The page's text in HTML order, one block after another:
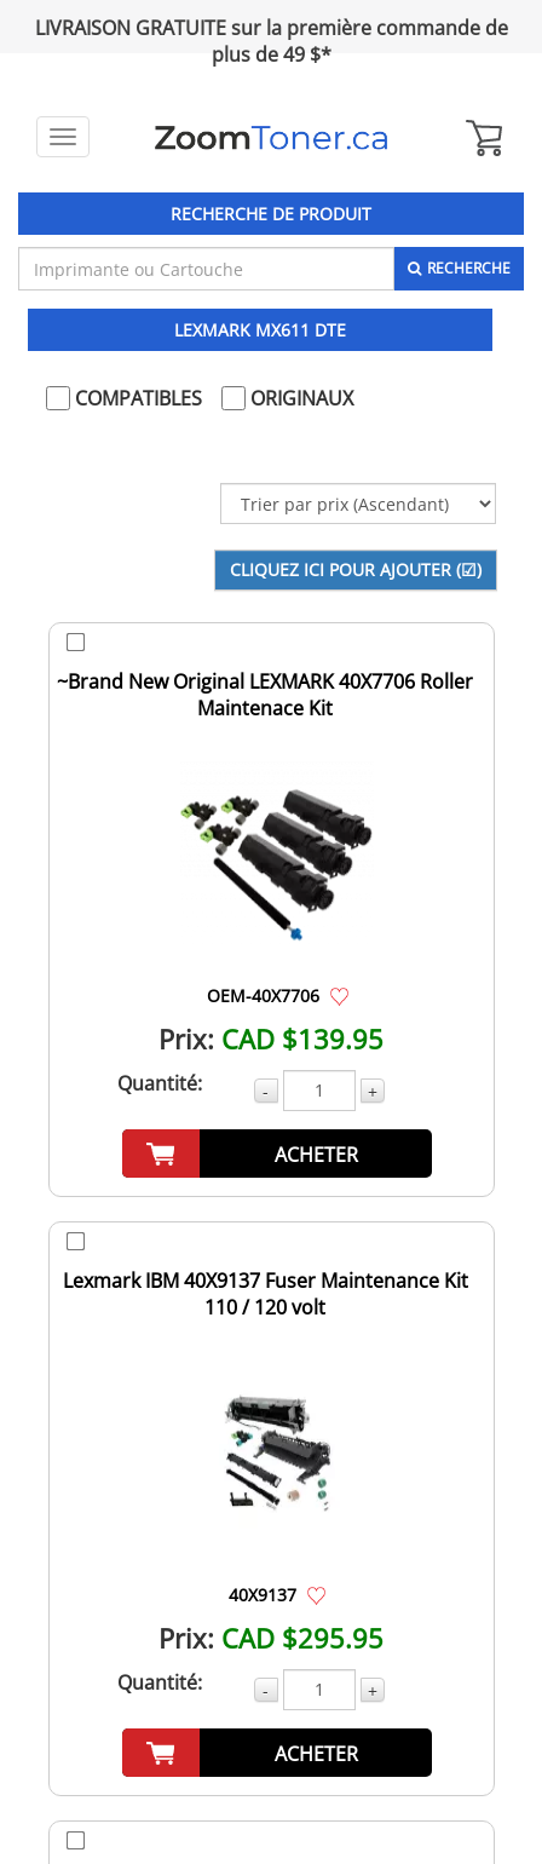
LIVRAISON GRATUITE sur la première commande de
plus de 49 $*
Toggle
RECHERCHE DE PRODUIT
RECHERCHE
LEXMARK MX611 DTE
COMPATIBLES ORIGINAUX
~Brand New Original LEXMARK 40X7706 Roller
Maintenace Kit
OEM-40X7706
Prix: CAD $139.95
Quantité: - +
ACHETER
Lexmark IBM 40X9137 Fuser Maintenance Kit
110 / 120 volt
40X9137
Prix: CAD $295.95
Quantité: - +
ACHETER